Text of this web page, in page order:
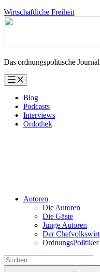
Zum
Inhalt
Wirtschaftliche Freiheit
Das ordnungspolitische Journal
Blog
Podcasts
Interviews
Ordothek
Autoren
Die Autoren
Die Gäste
Junge Autoren
Der Chefvolkswirt
OrdnungsPolitiker
Suchen
nach: